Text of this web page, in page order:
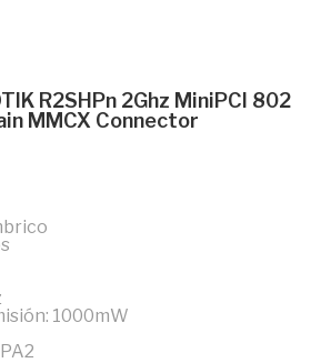
R2SHPn 2Ghz MiniPCI 802
MMCX Connector
1000mW